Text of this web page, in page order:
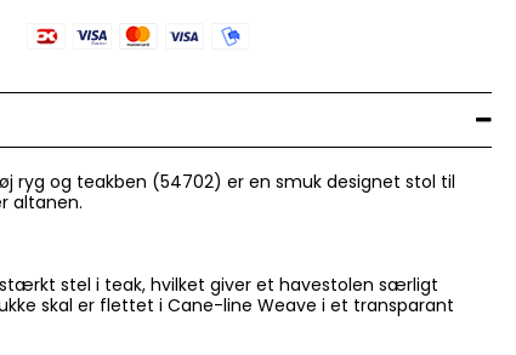
ryg og teakben (54702) er en smuk designet stol til
altanen.
stel i teak, hvilket giver et havestolen særligt
skal er flettet i Cane-line Weave i et transparant